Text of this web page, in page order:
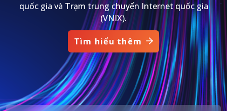
quốc gia và Trạm trung chuyển Internet quốc gia
(VNIX).
Tìm hiểu thêm